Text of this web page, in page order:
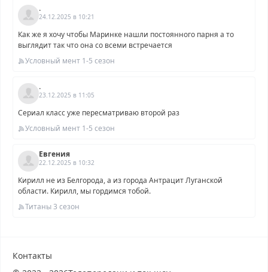
.
24.12.2025 в 10:21
Как же я хочу чтобы Маринке нашли постоянного парня а то
выглядит так что она со всеми встречается
Условный мент 1-5 сезон
.
23.12.2025 в 11:05
Сериал класс уже пересматриваю второй раз
Условный мент 1-5 сезон
Евгения
22.12.2025 в 10:32
Кирилл не из Белгорода, а из города Антрацит Луганской
области. Кирилл, мы гордимся тобой.
Титаны 3 сезон
Контакты